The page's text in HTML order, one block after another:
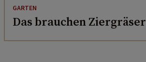
GARTEN
Das brauchen